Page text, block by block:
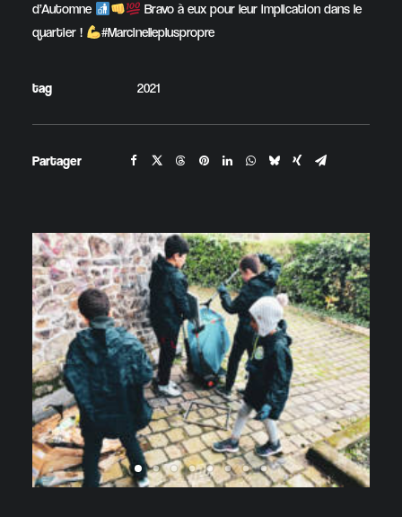
d’Automne
Bravo à eux pour leur implication dans le
quartier !
#Marcinellepluspropre
tag 2021
Partager